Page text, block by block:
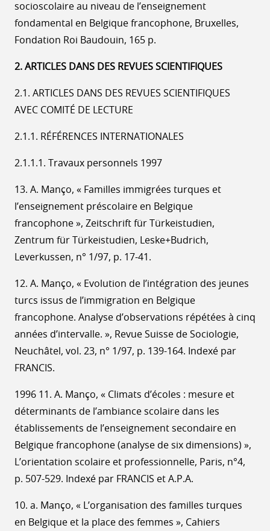
socioscolaire au niveau de l’enseignement
fondamental en Belgique francophone, Bruxelles,
Fondation Roi Baudouin, 165 p.
2. ARTICLES DANS DES REVUES SCIENTIFIQUES
2.1. ARTICLES DANS DES REVUES SCIENTIFIQUES
AVEC COMITÉ DE LECTURE
2.1.1. RÉFÉRENCES INTERNATIONALES
2.1.1.1. Travaux personnels 1997
13. A. Manço, « Familles immigrées turques et
l’enseignement préscolaire en Belgique
francophone », Zeitschrift für Türkeistudien,
Zentrum für Türkeistudien, Leske+Budrich,
Leverkussen, n° 1/97, p. 17-41.
12. A. Manço, « Evolution de l’intégration des jeunes
turcs issus de l’immigration en Belgique
francophone. Analyse d’observations répétées à cinq
années d’intervalle. », Revue Suisse de Sociologie,
Neuchâtel, vol. 23, n° 1/97, p. 139-164. Indexé par
FRANCIS.
1996 11. A. Manço, « Climats d’écoles : mesure et
déterminants de l’ambiance scolaire dans les
établissements de l’enseignement secondaire en
Belgique francophone (analyse de six dimensions) »,
L’orientation scolaire et professionnelle, Paris, n°4,
p. 507-529. Indexé par FRANCIS et A.P.A.
10. a. Manço, « L’organisation des familles turques
en Belgique et la place des femmes », Cahiers